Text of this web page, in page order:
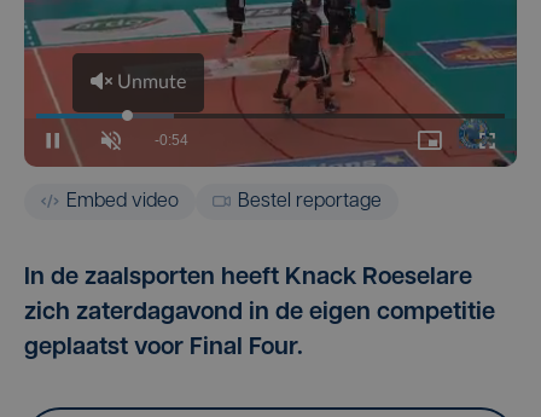
Embed video Bestel reportage
In de zaalsporten heeft Knack Roeselare
zich zaterdagavond in de eigen competitie
geplaatst voor Final Four.